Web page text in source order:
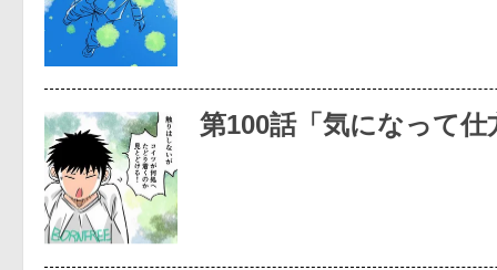
第100話「気になって仕